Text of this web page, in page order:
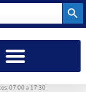
07:00 a 17:30